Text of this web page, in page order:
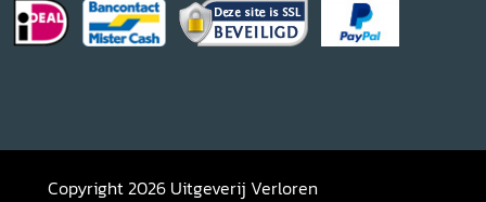
Copyright 2026 Uitgeverij Verloren